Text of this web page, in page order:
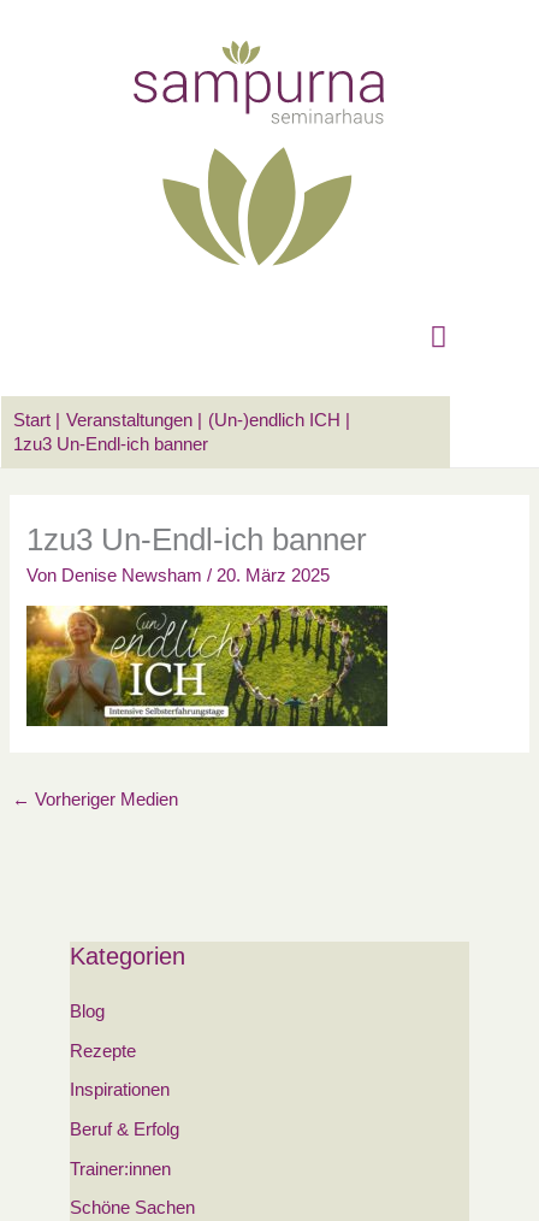
Start Veranstaltungen
(Un-)endlich ICH
1zu3 Un-Endl-ich banner
1zu3 Un-Endl-ich banner
Von Denise Newsham/ 20. März 2025
← Vorheriger Medien
Kategorien
Blog
Rezepte
Inspirationen
Beruf & Erfolg
Trainer:innen
Schöne Sachen